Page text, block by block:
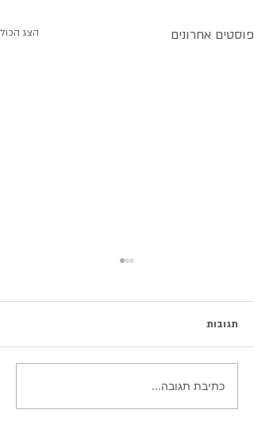
פוסטים אחרונים הצג הכול
קליפות תפוזים בשוקולד -
ממתק נוסטלגי ממכר
תגובות
כתיבת תגובה...